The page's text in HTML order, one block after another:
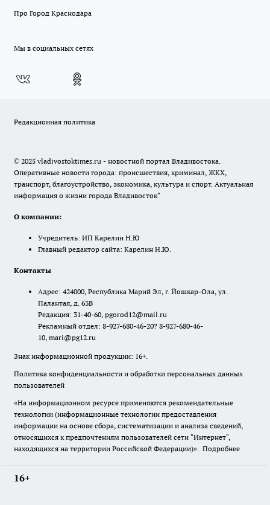
Про Город Краснодара
Мы в социальных сетях
Редакционная политика
© 2025 vladivostoktimes.ru - новостной портал Владивостока.
Оперативные новости города: происшествия, криминал, ЖКХ,
транспорт, благоустройство, экономика, культура и спорт. Актуальная
информация о жизни города Владивосток"
О компании:
Учредитель: ИП Карелин Н.Ю
Главный редактор сайта: Карелин Н.Ю.
Контакты
Адрес: 424000, Республика Марий Эл, г. Йошкар-Ола, ул.
Палантая, д. 63В
Редакция: 31-40-60, pgorod12@mail.ru
Рекламный отдел: 8-927-680-46-20? 8-927-680-46-
10, mari@pg12.ru
Знак информационной продукции: 16+.
Политика конфиденциальности и обработки персональных данных
пользователей
«На информационном ресурсе применяются рекомендательные
технологии (информационные технологии предоставления
информации на основе сбора, систематизации и анализа сведений,
относящихся к предпочтениям пользователей сети "Интернет",
находящихся на территории Российской Федерации)». Подробнее
16+